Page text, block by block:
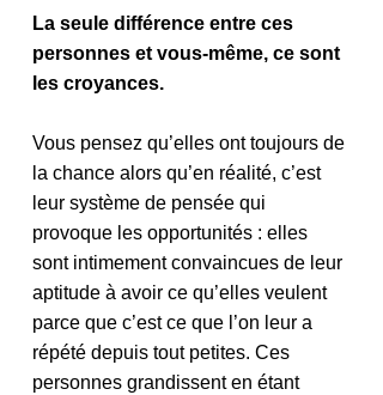
La seule différence entre ces
personnes et vous-même, ce sont
les croyances.
Vous pensez qu’elles ont toujours de
la chance alors qu’en réalité, c’est
leur système de pensée qui
provoque les opportunités : elles
sont intimement convaincues de leur
aptitude à avoir ce qu’elles veulent
parce que c’est ce que l’on leur a
répété depuis tout petites. Ces
personnes grandissent en étant